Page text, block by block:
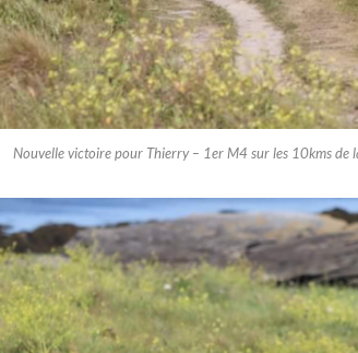
Nouvelle victoire pour Thierry – 1er M4 sur les 10kms de